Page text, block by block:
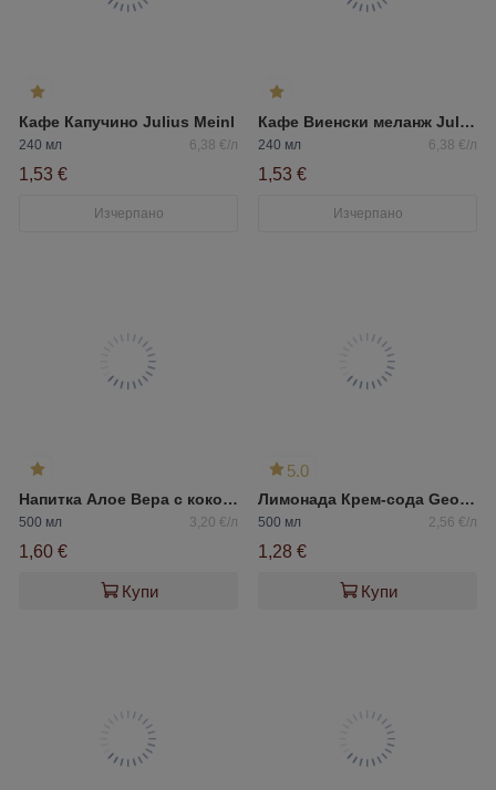
Кафе Капучино Julius Meinl
240 мл 6,38 €/л
1,53 €
Изчерпано
Кафе Виенски меланж Julius Meinl
240 мл 6,38 €/л
1,53 €
Изчерпано
Напитка Алое Вера с кокосов сок
500 мл 3,20 €/л
1,60 €
Купи
5.0
Лимонада Крем-сода Geo Natura
500 мл 2,56 €/л
1,28 €
Купи